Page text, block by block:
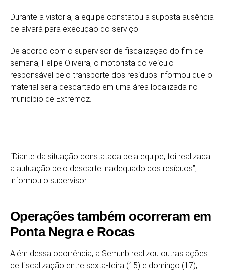
Durante a vistoria, a equipe constatou a suposta ausência
de alvará para execução do serviço.
De acordo com o supervisor de fiscalização do fim de
semana, Felipe Oliveira, o motorista do veículo
responsável pelo transporte dos resíduos informou que o
material seria descartado em uma área localizada no
município de Extremoz.
“Diante da situação constatada pela equipe, foi realizada
a autuação pelo descarte inadequado dos resíduos”,
informou o supervisor.
Operações também ocorreram em
Ponta Negra e Rocas
Além dessa ocorrência, a Semurb realizou outras ações
de fiscalização entre sexta-feira (15) e domingo (17),